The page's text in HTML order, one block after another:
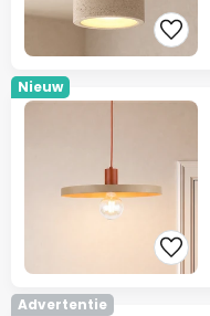
Nieuw
Advertentie